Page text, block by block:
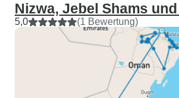
Nizwa, Jebel Shams
5,0 (1 Bewertung)